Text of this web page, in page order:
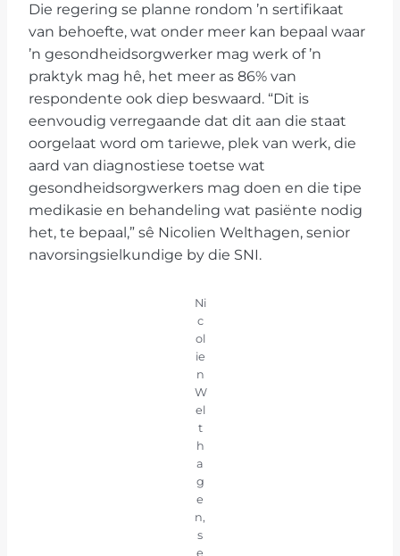
Die regering se planne rondom ’n sertifikaat
van behoefte, wat onder meer kan bepaal waar
’n gesondheidsorgwerker mag werk of ’n
praktyk mag hê, het meer as 86% van
respondente ook diep beswaard. “Dit is
eenvoudig verregaande dat dit aan die staat
oorgelaat word om tariewe, plek van werk, die
aard van diagnostiese toetse wat
gesondheidsorgwerkers mag doen en die tipe
medikasie en behandeling wat pasiënte nodig
het, te bepaal,” sê Nicolien Welthagen, senior
navorsingsielkundige by die SNI.
Ni
c
ol
ie
n
W
el
t
h
a
g
e
n,
s
e